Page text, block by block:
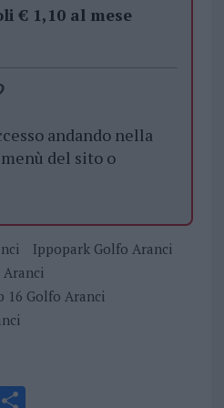
€ 1,10 al mese
andando nella
del sito o
Ippopark Golfo Aranci
16 Golfo Aranci